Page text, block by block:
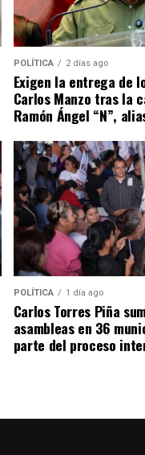
POLÍTICA 2 días ago
Exigen la entrega de
Carlos Manzo tras la
Ramón Ángel “N”,
POLÍTICA 1 día ago
Carlos Torres Piña
asambleas en 36
parte del proceso